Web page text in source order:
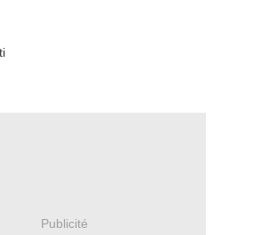
Publicité